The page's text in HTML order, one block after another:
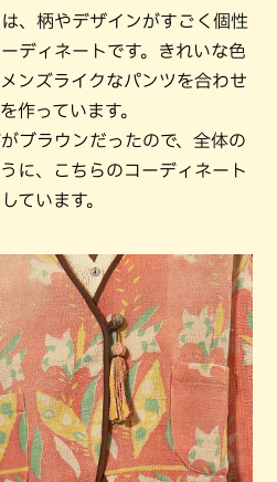
、柄やデザインがすごく個性
ディネートです。きれいな色
ンズライクなパンツを合わせ
作っています。
ブラウンだったので、全体の
に、こちらのコーディネート
ています。